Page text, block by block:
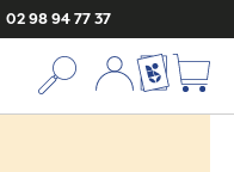
02 98 94 77 37
Mon compte
Ma liste